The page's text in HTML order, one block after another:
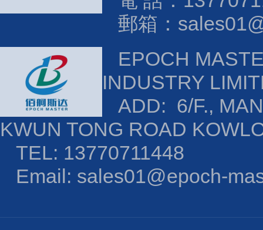
郵箱：
EPOCH
INDUSTRY
ADD: 6/F.,
KWUN TONG ROAD
TEL: 13770711448
Email: sales01@epoch-